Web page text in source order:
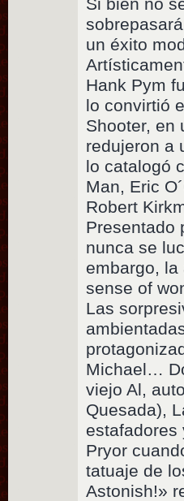
un éxito
Hank Pym
lo convirtió
Shooter, en
redujeron a
lo catalogó
Man, Eric
Robert
Presentado
nunca se
embargo,
sense of
Las
Michael…
viejo Al,
Quesada),
estafadores
Pryor
tatuaje de
Astonish!»